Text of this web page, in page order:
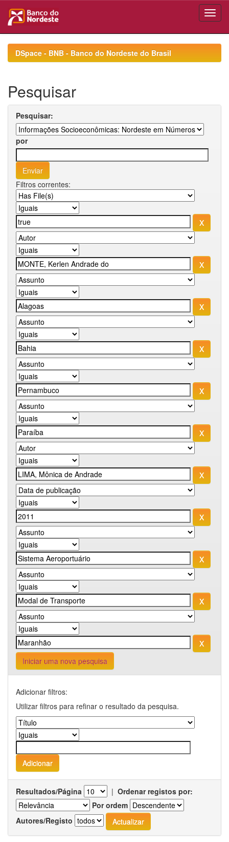
navigationDSpace - BNB - Banco do Nordeste do Brasil
Pesquisar
Pesquisar:
por
Filtros correntes:
Iniciar uma nova pesquisa
Adicionar filtros:
Utilizar filtros para refinar o resultado da pesquisa.
Resultados/Página | Ordenar registos por:
Por ordem
Autores/Registo